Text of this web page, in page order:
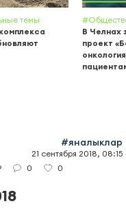
темы
В Челнах
проект
#яналыклар
21 сентября 2018, 08:15
0 0